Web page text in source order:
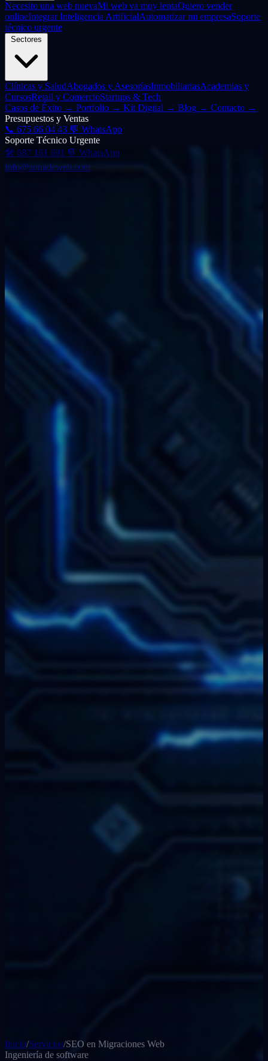
Necesito una web nuevaMi web va muy lentaQuiero vender
onlineIntegrar Inteligencia ArtificialAutomatizar mi empresaSoporte
técnico urgente
Sectores
Clínicas y SaludAbogados y AsesoríasInmobiliariasAcademias y
CursosRetail y ComercioStartups & Tech
Casos de Éxito → Portfolio → Kit Digital → Blog → Contacto →
Presupuestos y Ventas
📞 675 66 04 43 💬 WhatsApp
Soporte Técnico Urgente
🛠️ 687 161 691 💬 WhatsApp
info@zonadeweb.com
Inicio/Servicios/SEO en Migraciones Web
Ingeniería de software